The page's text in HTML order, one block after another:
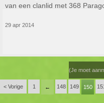
van een clanlid met 368
29 apr 2014
(Je moet
< Vorige 1 ← 148 149 150